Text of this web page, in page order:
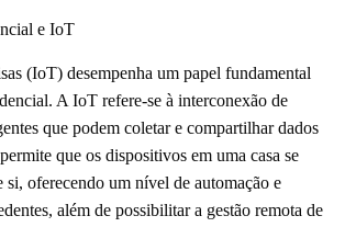
e IoT
(IoT) desempenha um papel fundamental
A IoT refere-se à interconexão de
que podem coletar e compartilhar dados
que os dispositivos em uma casa se
si, oferecendo um nível de automação e
além de possibilitar a gestão remota de